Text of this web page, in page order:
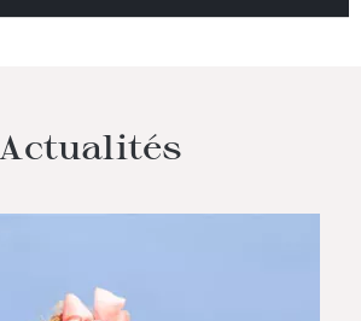
Actualités